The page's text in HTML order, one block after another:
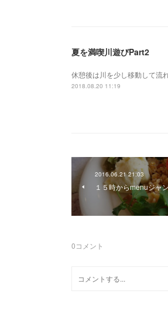
夏を満喫川遊びPart2
休憩後は川を少し移動して流
2018.08.20 11:19
2016.06.21 21:03
１５時からmenuジャ
0コメント